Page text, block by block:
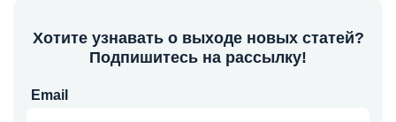
Хотите узнавать о выходе новых статей?
Подпишитесь на рассылку!
Email